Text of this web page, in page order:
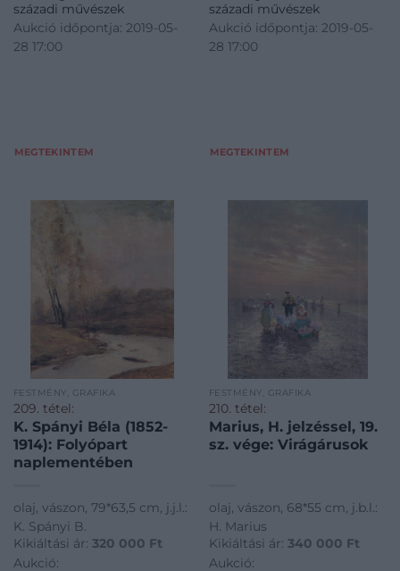
századi művészek
Aukció időpontja: 2019-05-
28 17:00
MEGTEKINTEM
századi művészek
Aukció időpontja: 2019-05-
28 17:00
MEGTEKINTEM
FESTMÉNY, GRAFIKA
209. tétel:
K. Spányi Béla (1852-
1914): Folyópart
naplementében
olaj, vászon, 79*63,5 cm, j.j.l.:
K. Spányi B.
Kikiáltási ár: 320 000 Ft
Aukció:
FESTMÉNY, GRAFIKA
210. tétel:
Marius, H. jelzéssel, 19.
sz. vége: Virágárusok
olaj, vászon, 68*55 cm, j.b.l.:
H. Marius
Kikiáltási ár: 340 000 Ft
Aukció: